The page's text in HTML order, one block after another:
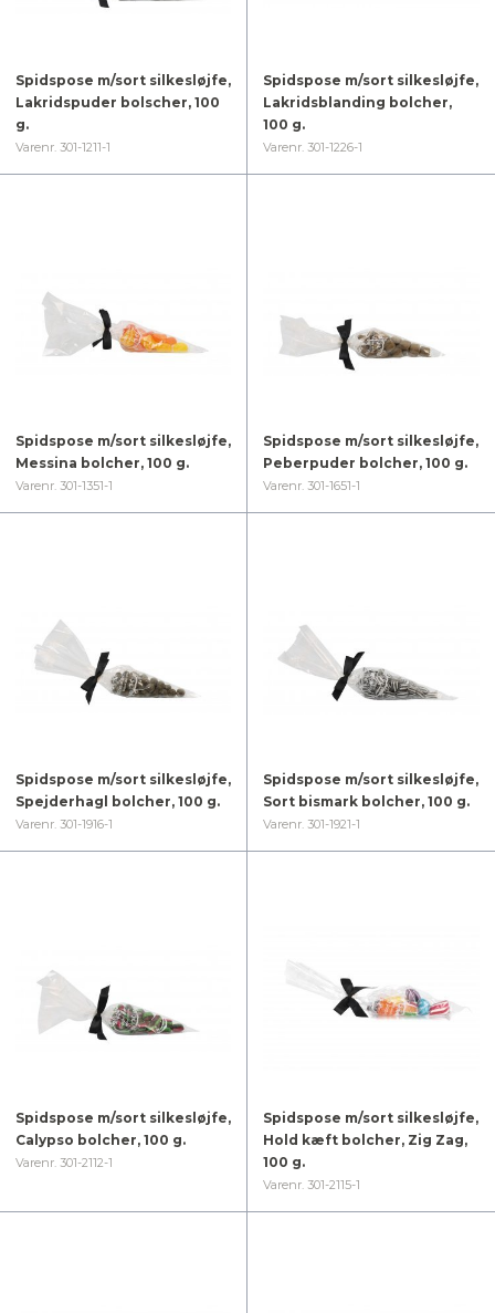
Varenr. 301-1211-1
Spidspose m/sort silkesløjfe,
Lakridspuder bolscher, 100
g.
Varenr. 301-1226-1
Spidspose m/sort silkesløjfe,
Lakridsblanding bolcher,
100 g.
Varenr. 301-1351-1
Spidspose m/sort silkesløjfe,
Messina bolcher, 100 g.
Varenr. 301-1651-1
Spidspose m/sort silkesløjfe,
Peberpuder bolcher, 100 g.
Varenr. 301-1916-1
Spidspose m/sort silkesløjfe,
Spejderhagl bolcher, 100 g.
Varenr. 301-1921-1
Spidspose m/sort silkesløjfe,
Sort bismark bolcher, 100 g.
Varenr. 301-2112-1
Spidspose m/sort silkesløjfe,
Calypso bolcher, 100 g.
Varenr. 301-2115-1
Spidspose m/sort silkesløjfe,
Hold kæft bolcher, Zig Zag,
100 g.